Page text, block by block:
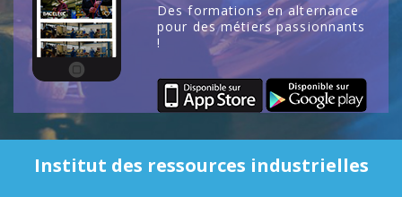
Des formations en alternance
pour des métiers passionnants
!
Institut des ressources industrielles